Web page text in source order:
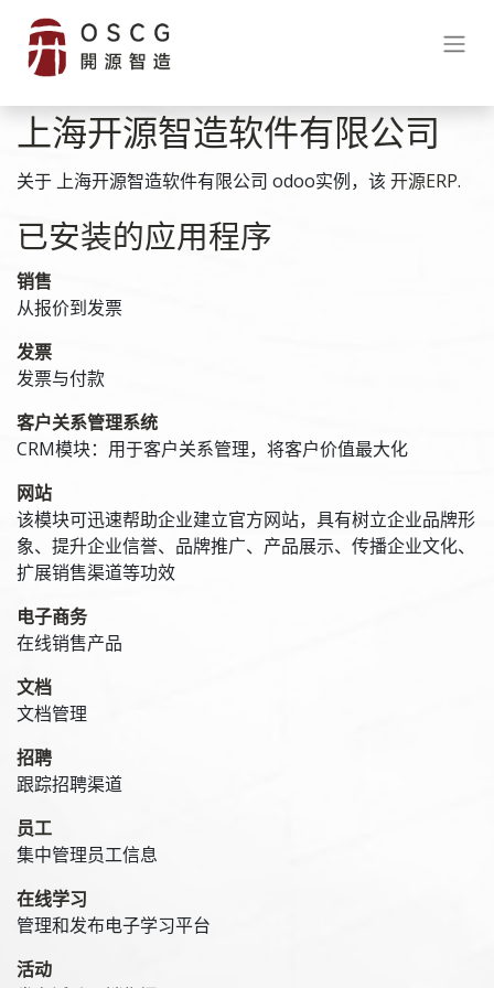
上海开源智造软件有限公司
关于 上海开源智造软件有限公司 odoo实例，该 开源ERP.
已安装的应用程序
销售
从报价到发票
发票
发票与付款
客户关系管理系统
CRM模块：用于客户关系管理，将客户价值最大化
网站
该模块可迅速帮助企业建立官方网站，具有树立企业品牌形
象、提升企业信誉、品牌推广、产品展示、传播企业文化、
扩展销售渠道等功效
电子商务
在线销售产品
文档
文档管理
招聘
跟踪招聘渠道
员工
集中管理员工信息
在线学习
管理和发布电子学习平台
活动